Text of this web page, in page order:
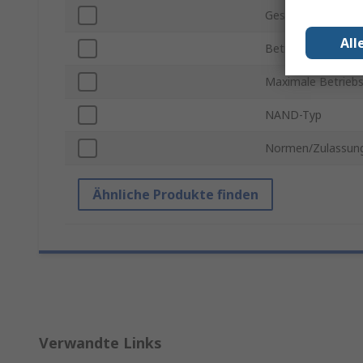
Maximale
NAND-Typ
Normen/
Ähnliche Produkte finden
Verwandte Links